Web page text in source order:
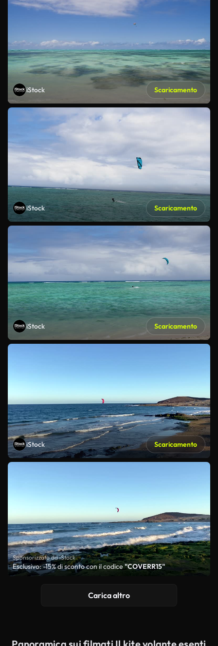
iStock Scaricamento
iStock Scaricamento
iStock Scaricamento
iStock Scaricamento
Sponsorizzato da iStock
Esclusivo: -15% di sconto con il codice"COVERR15"
Carica altro